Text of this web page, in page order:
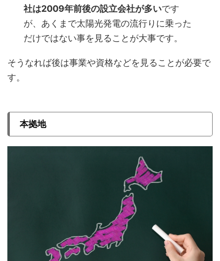
社は2009年前後の設立会社が多いです
が、あくまで太陽光発電の流行りに乗った
だけではない事を見ることが大事です。
そうなれば後は事業や資格などを見ることが必要で
す。
本拠地